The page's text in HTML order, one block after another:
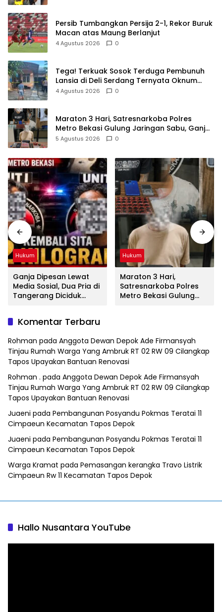
Persib Tumbangkan Persija 2-1, Rekor Buruk
Macan atas Maung Berlanjut
4 Agustus 2026 0
Tega! Terkuak Sosok Terduga Pembunuh
Lansia di Deli Serdang Ternyata Oknum
Polisi Tetangga Korban
4 Agustus 2026 0
Maraton 3 Hari, Satresnarkoba Polres
Metro Bekasi Gulung Jaringan Sabu, Ganja,
dan Tramadol
5 Agustus 2026 0
Hukum
Ganja Dipesan Lewat
Media Sosial, Dua Pria di
Tangerang Diciduk
Hukum
Maraton 3 Hari,
Satresnarkoba Polres
Metro Bekasi Gulung
Komentar Terbaru
Rohman pada Anggota Dewan Depok Ade Firmansyah
Tinjau Rumah Warga Yang Ambruk RT 02 RW 09 Cilangkap
Tapos Upayakan Bantuan Renovasi
Rohman . pada Anggota Dewan Depok Ade Firmansyah
Tinjau Rumah Warga Yang Ambruk RT 02 RW 09 Cilangkap
Tapos Upayakan Bantuan Renovasi
Juaeni pada Pembangunan Posyandu Pokmas Teratai 11
Cimpaeun Kecamatan Tapos Depok
Juaeni pada Pembangunan Posyandu Pokmas Teratai 11
Cimpaeun Kecamatan Tapos Depok
Warga Kramat pada Pemasangan kerangka Travo Listrik
Cimpaeun Rw 11 Kecamatan Tapos Depok
Hallo Nusantara YouTube